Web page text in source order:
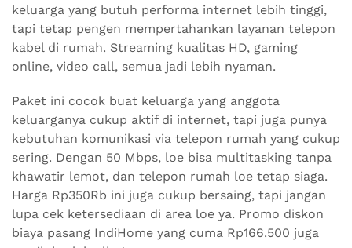
keluarga yang butuh performa internet lebih tinggi,
tapi tetap pengen mempertahankan layanan telepon
kabel di rumah. Streaming kualitas HD, gaming
online, video call, semua jadi lebih nyaman.
Paket ini cocok buat keluarga yang anggota
keluarganya cukup aktif di internet, tapi juga punya
kebutuhan komunikasi via telepon rumah yang cukup
sering. Dengan 50 Mbps, loe bisa multitasking tanpa
khawatir lemot, dan telepon rumah loe tetap siaga.
Harga Rp350Rb ini juga cukup bersaing, tapi jangan
lupa cek ketersediaan di area loe ya. Promo diskon
biaya pasang IndiHome yang cuma Rp166.500 juga